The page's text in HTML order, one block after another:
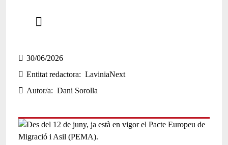
30/06/2026
Entitat redactora
LaviniaNext
Autor/a
Dani Sorolla